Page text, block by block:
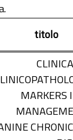
titolo
MARKERS